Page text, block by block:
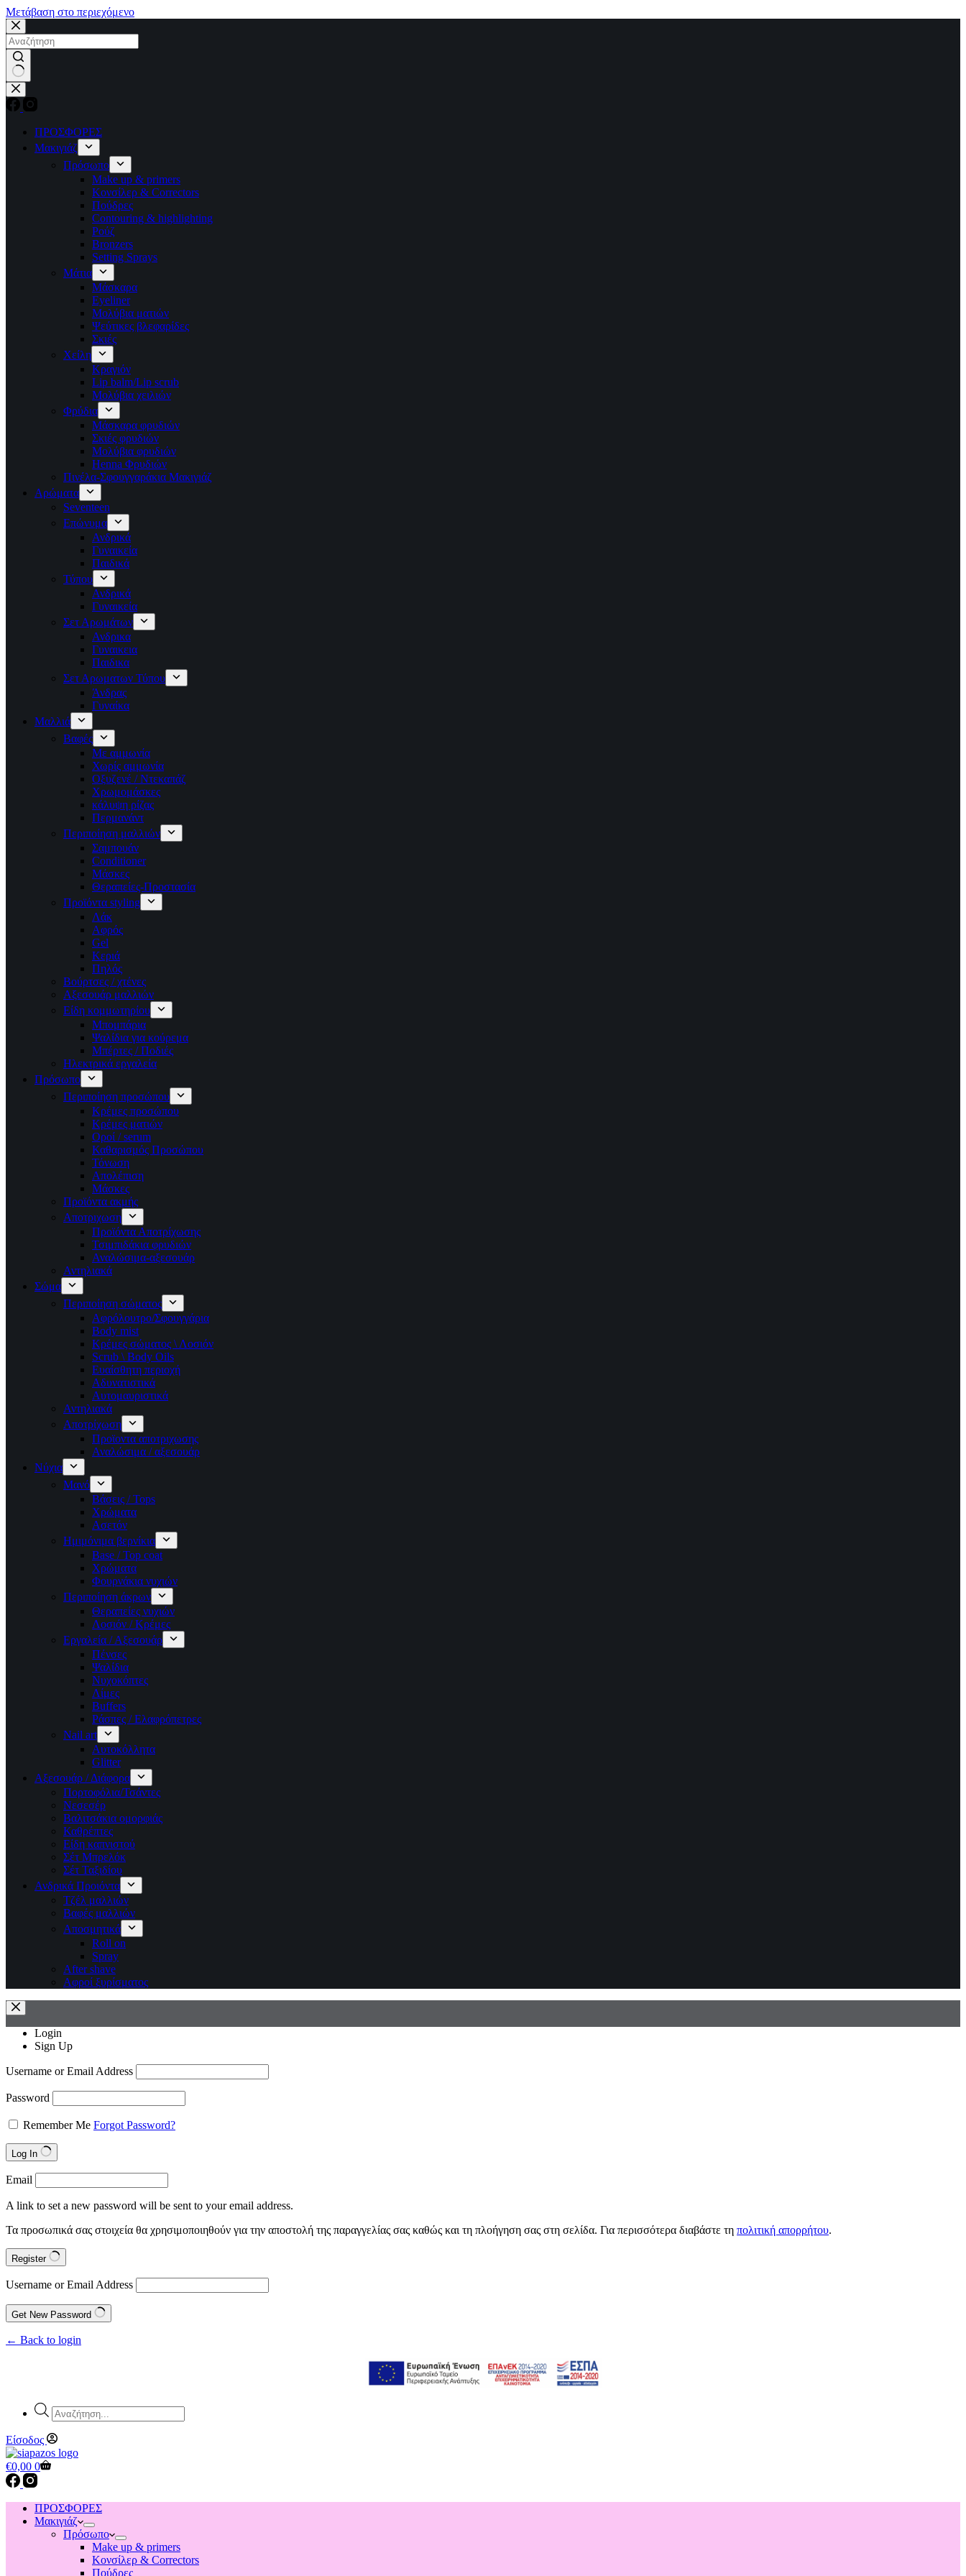
Μετάβαση στο περιεχόμενο
No
results
ΠΡΟΣΦΟΡΕΣ
Μακιγιάζ
Πρόσωπο
Make up & primers
Κονσίλερ & Correctors
Πούδρες
Contouring & highlighting
Ρούζ
Bronzers
Setting Sprays
Μάτια
Μάσκαρα
Eyeliner
Μολύβια ματιών
Ψεύτικες βλεφαρίδες
Σκιές
Χείλη
Κραγιόν
Lip balm/Lip scrub
Μολύβια χειλιών
Φρύδια
Μάσκαρα φρυδιών
Σκιές φρυδιών
Μολύβια φρυδιών
Henna Φρυδιών
Πινέλα-Σφουγγαράκια Μακιγιάζ
Αρώματα
Seventeen
Επώνυμα
Ανδρικά
Γυναικεία
Παιδικά
Τύπου
Ανδρικά
Γυναικεία
Σετ Αρωμάτων
Ανδρικα
Γυναικεια
Παιδικα
Σετ Αρωματων Τύπου
Άνδρας
Γυναίκα
Μαλλιά
Βαφές
Με αμμωνία
Χωρίς αμμωνία
Οξυζενέ / Ντεκαπάζ
Χρωμομάσκες
κάλυψη ρίζας
Περμανάντ
Περιποίηση μαλλιών
Σαμπουάν
Conditioner
Μάσκες
Θεραπείες-Προστασία
Προϊόντα styling
Λάκ
Αφρός
Gel
Κεριά
Πηλός
Βούρτσες / χτένες
Αξεσουάρ μαλλιών
Είδη κομμωτηρίου
Μπομπάρια
Ψαλίδια για κούρεμα
Μπέρτες / Ποδιές
Ηλεκτρικά εργαλεία
Πρόσωπο
Περιποίηση προσώπου
Κρέμες προσώπου
Κρέμες ματιών
Οροί / serum
Καθαρισμός Προσώπου
Τόνωση
Απολέπιση
Μάσκες
Προϊόντα ακμής
Αποτριχωση
Προϊόντα Αποτρίχωσης
Τσιμπιδάκια φρυδιών
Αναλώσιμα-αξεσουάρ
Αντηλιακά
Σώμα
Περιποίηση σώματος
Αφρόλουτρο/Σφουγγάρια
Body mist
Κρέμες σώματος \ Λοσιόν
Scrub \ Body Oils
Ευαίσθητη περιοχή
Αδυνατιστικά
Αυτομαυριστικά
Αντηλιακά
Αποτρίχωση
Προϊοντα αποτριχωσης
Αναλώσιμα / αξεσουάρ
Νύχια
Μανό
Βάσεις / Tops
Χρώματα
Ασετόν
Ημιμόνιμα βερνίκια
Base / Top coat
Χρώματα
Φουρνάκια νυχιών
Περιποίηση άκρων
Θεραπείες νυχιών
Λοσιόν / Κρέμες
Εργαλεία / Αξεσουάρ
Πένσες
Ψαλίδια
Νυχοκόπτες
Λίμες
Buffers
Ράσπες / Ελαφρόπετρες
Nail art
Αυτοκόλλητα
Glitter
Αξεσουάρ / Διάφορα
Πορτοφόλια/Τσάντες
Νεσεσέρ
Βαλιτσάκια ομορφιάς
Καθρέπτες
Είδη καπνιστού
Σέτ Μπρελόκ
Σέτ Ταξιδίου
Ανδρικά Προιόντα
Τζέλ μαλλιών
Βαφές μαλλιών
Αποσμητικά
Roll on
Spray
After shave
Αφροί ξυρίσματος
Login
Sign Up
Username or Email Address
Password
Remember Me Forgot Password?
Log In
Email
A link to set a new password will be sent to your email address.
Τα προσωπικά σας στοιχεία θα χρησιμοποιηθούν για την αποστολή της παραγγελίας σας καθώς και τη πλοήγηση σας στη σελίδα. Για περισσότερα διαβάστε τη πολιτική απορρήτου.
Register
Username or Email Address
Get New Password
← Back to login
Products
search
Είσοδος
Shopping
cart
€0,00 0
ΠΡΟΣΦΟΡΕΣ
Μακιγιάζ
Πρόσωπο
Make up & primers
Κονσίλερ & Correctors
Πούδρες